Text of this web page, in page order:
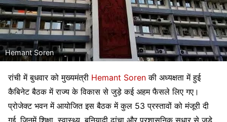
Hemant Soren
रांची में बुधवार को मुख्यमंत्री Hemant Soren की अध्यक्षता में हुई
कैबिनेट बैठक में राज्य के विकास से जुड़े कई अहम फैसले लिए गए।
प्रोजेक्ट भवन में आयोजित इस बैठक में कुल 53 प्रस्तावों को मंजूरी दी